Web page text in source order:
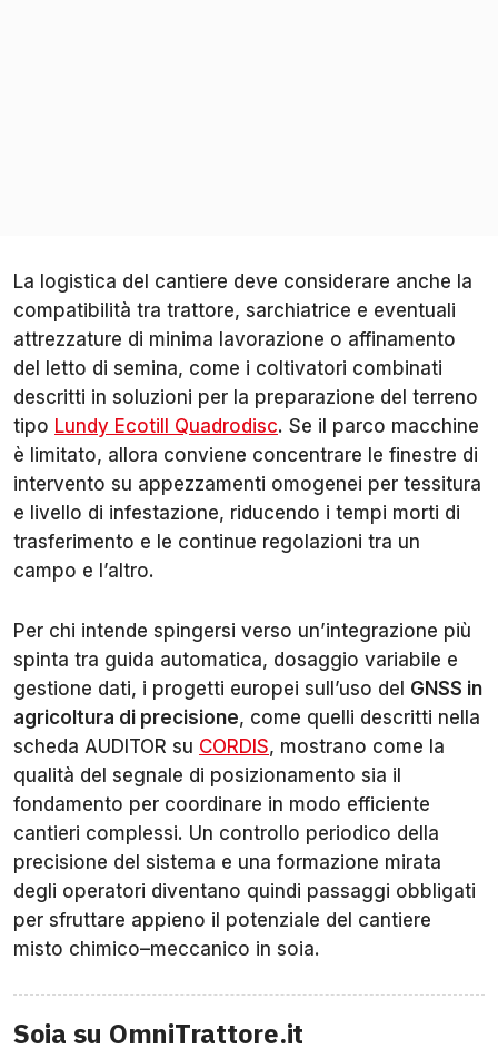
La logistica del cantiere deve considerare anche la
compatibilità tra trattore, sarchiatrice e eventuali
attrezzature di minima lavorazione o affinamento
del letto di semina, come i coltivatori combinati
descritti in soluzioni per la preparazione del terreno
tipo Lundy Ecotill Quadrodisc. Se il parco macchine
è limitato, allora conviene concentrare le finestre di
intervento su appezzamenti omogenei per tessitura
e livello di infestazione, riducendo i tempi morti di
trasferimento e le continue regolazioni tra un
campo e l’altro.
Per chi intende spingersi verso un’integrazione più
spinta tra guida automatica, dosaggio variabile e
gestione dati, i progetti europei sull’uso del GNSS in
agricoltura di precisione, come quelli descritti nella
scheda AUDITOR su CORDIS, mostrano come la
qualità del segnale di posizionamento sia il
fondamento per coordinare in modo efficiente
cantieri complessi. Un controllo periodico della
precisione del sistema e una formazione mirata
degli operatori diventano quindi passaggi obbligati
per sfruttare appieno il potenziale del cantiere
misto chimico–meccanico in soia.
Soia su OmniTrattore.it